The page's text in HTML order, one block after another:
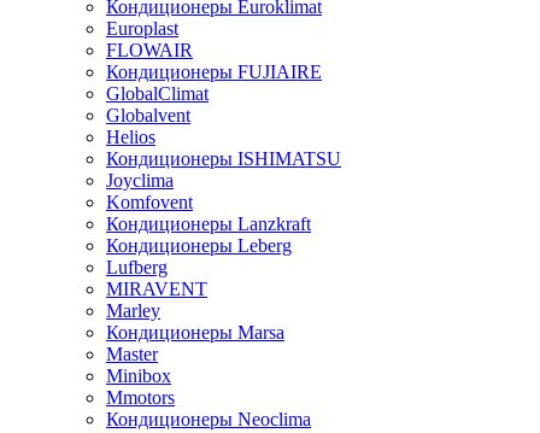
Кондиционеры Euroklimat
Europlast
FLOWAIR
Кондиционеры FUJIAIRE
GlobalClimat
Globalvent
Helios
Кондиционеры ISHIMATSU
Joyclima
Komfovent
Кондиционеры Lanzkraft
Кондиционеры Leberg
Lufberg
MIRAVENT
Marley
Кондиционеры Marsa
Master
Minibox
Mmotors
Кондиционеры Neoclima